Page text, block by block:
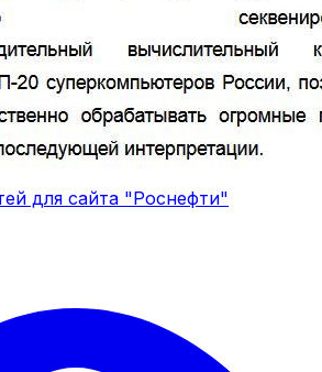
для сайта "Роснефти"